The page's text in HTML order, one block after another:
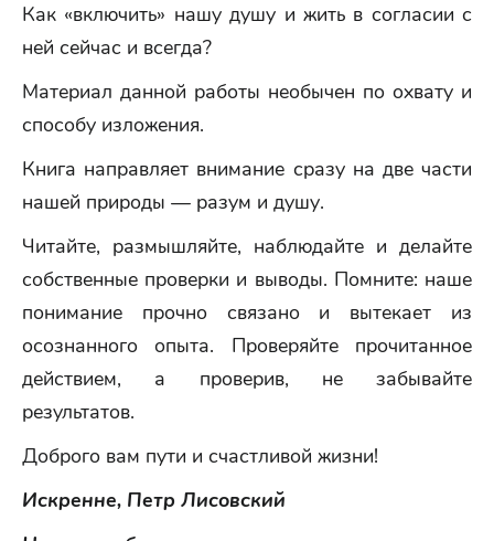
Как «включить» нашу душу и жить в согласии с
ней сейчас и всегда?
Материал данной работы необычен по охвату и
способу изложения.
Книга направляет внимание сразу на две части
нашей природы — разум и душу.
Читайте, размышляйте, наблюдайте и делайте
собственные проверки и выводы. Помните: наше
понимание прочно связано и вытекает из
осознанного опыта. Проверяйте прочитанное
действием, а проверив, не забывайте
результатов.
Доброго вам пути и счастливой жизни!
Искренне, Петр Лисовский